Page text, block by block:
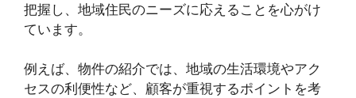
把握し、地域住民のニーズに応えることを心がけ
ています。
例えば、物件の紹介では、地域の生活環境やアク
セスの利便性など、顧客が重視するポイントを考